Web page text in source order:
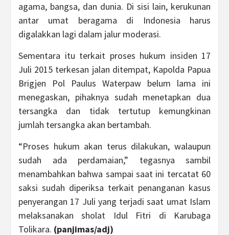
agama, bangsa, dan dunia. Di sisi lain, kerukunan
antar umat beragama di Indonesia harus
digalakkan lagi dalam jalur moderasi.
Sementara itu terkait proses hukum insiden 17
Juli 2015 terkesan jalan ditempat, Kapolda Papua
Brigjen Pol Paulus Waterpaw belum lama ini
menegaskan, pihaknya sudah menetapkan dua
tersangka dan tidak tertutup kemungkinan
jumlah tersangka akan bertambah.
“Proses hukum akan terus dilakukan, walaupun
sudah ada perdamaian,” tegasnya sambil
menambahkan bahwa sampai saat ini tercatat 60
saksi sudah diperiksa terkait penanganan kasus
penyerangan 17 Juli yang terjadi saat umat Islam
melaksanakan sholat Idul Fitri di Karubaga
Tolikara. (panjimas/adj)